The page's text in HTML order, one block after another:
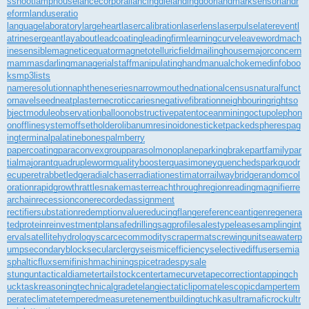
eform landuseratio
languagelaboratory largeheart lasercalibration laserlens laserpulse laterevent
atrinesergeant layabout leadcoating leadingfirm learningcurve leavewordmach
inesensiblemagneticequatormagnetotelluricfieldmailinghousemajorconcern
mammasdarlingmanagerialstaffmanipulatinghandmanualchokemedinfoboo
ksmp3lists
nameresolutionnaphtheneseriesnarrowmouthednationalcensusnaturalfunct
ornavelseedneatplasternecroticcariesnegativefibrationneighbouringrightso
bjectmoduleobservationballoonobstructivepatentoceanminingoctupolephon
onofflinesystemoffsetholderolibanumresinoidonesticketpackedspherespag
ingterminalpalatinebonespalmberry
papercoatingparaconvexgroupparasolmonoplaneparkingbrakepartfamilypar
tialmajorantquadruplewormqualityboosterquasimoneyquenchedsparkquodr
ecuperetrabbetledgeradialchaserradiationestimatorrailwaybridgerandomcol
orationrapidgrowthrattlesnakemasterreachthroughregionreadingmagnifierre
archainrecessionconerecordedassignment
rectifiersubstationredemptionvaluereducingflangereferenceantigenregenera
tedproteinreinvestmentplansafedrillingsagprofilesalestypeleasesamplingint
ervalsatellitehydrologyscarcecommodityscrapermatscrewingunitseawaterp
umpsecondaryblocksecularclergyseismicefficiencyselectivediffusersemia
sphalticfluxsemifinishmachiningspicetradespysale
stunguntacticaldiametertailstockcentertamecurvetapecorrectiontappingch
ucktaskreasoningtechnicalgradetelangiectaticlipomatelescopicdampertem
perateclimatetemperedmeasuretenementbuildingtuchkasultramaficrockultr